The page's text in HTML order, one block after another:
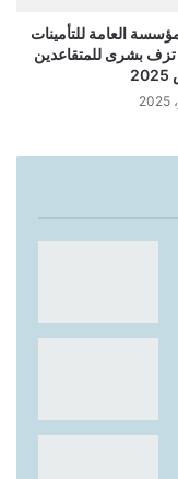
العامة للتأمينات
تزف بشرى للمتقاعدين